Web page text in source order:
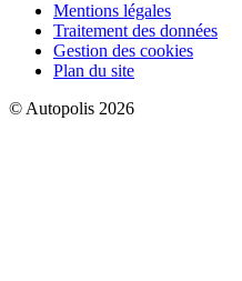
Mentions légales
Traitement des données
Gestion des cookies
Plan du site
© Autopolis 2026